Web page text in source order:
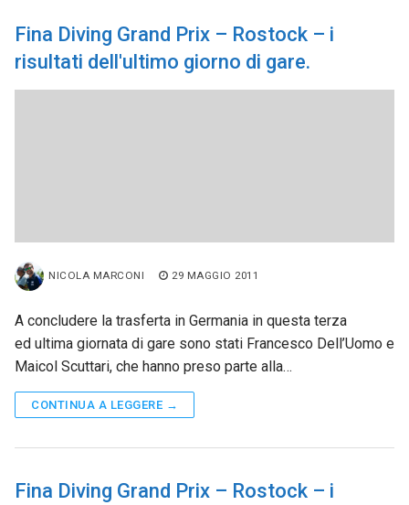
Fina Diving Grand Prix – Rostock – i
risultati dell'ultimo giorno di gare.
NICOLA MARCONI 29 MAGGIO 2011
A concludere la trasferta in Germania in questa terza
ed ultima giornata di gare sono stati Francesco Dell’Uomo e
Maicol Scuttari, che hanno preso parte alla…
CONTINUA A LEGGERE →
Fina Diving Grand Prix – Rostock – i